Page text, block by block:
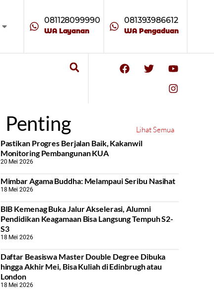
081128099990
WA Layanan
081393986612
WA Pengaduan
Penting
Lihat Semua
Pastikan Progres Berjalan Baik, Kakanwil
Monitoring Pembangunan KUA
20 Mei 2026
Mimbar Agama Buddha: Melampaui Seribu Nasihat
18 Mei 2026
BIB Kemenag Buka Jalur Akselerasi, Alumni
Pendidikan Keagamaan Bisa Langsung Tempuh S2-
S3
18 Mei 2026
Daftar Beasiswa Master Double Degree Dibuka
hingga Akhir Mei, Bisa Kuliah di Edinbrugh atau
London
18 Mei 2026